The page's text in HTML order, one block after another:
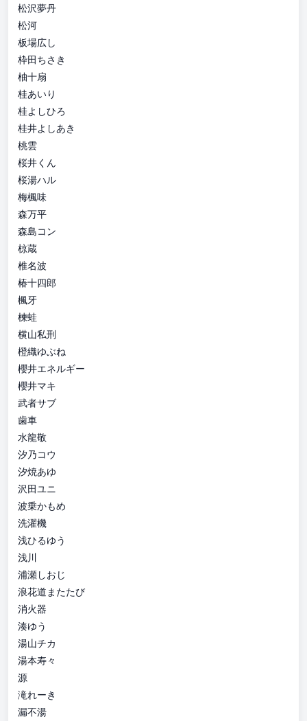
松沢夢丹
松河
板場広し
枠田ちさき
柚十扇
桂あいり
桂よしひろ
桂井よしあき
桃雲
桜井くん
桜湯ハル
梅楓味
森万平
森島コン
椋蔵
椎名波
椿十四郎
楓牙
楝蛙
横山私刑
橙織ゆぶね
櫻井エネルギー
櫻井マキ
武者サブ
歯車
水龍敬
汐乃コウ
汐焼あゆ
沢田ユニ
波乗かもめ
洗濯機
浅ひるゆう
浅川
浦瀬しおじ
浪花道またたび
消火器
湊ゆう
湯山チカ
湯本寿々
源
滝れーき
漏不湯